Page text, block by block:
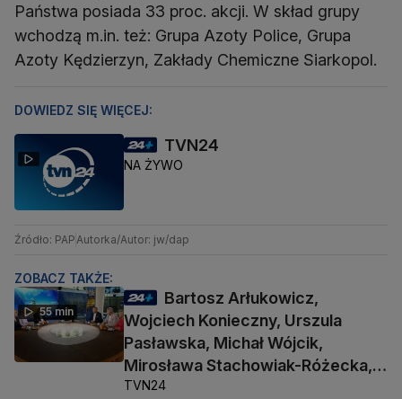
Państwa posiada 33 proc. akcji. W skład grupy
wchodzą m.in. też: Grupa Azoty Police, Grupa
Azoty Kędzierzyn, Zakłady Chemiczne Siarkopol.
DOWIEDZ SIĘ WIĘCEJ:
TVN24
NA ŻYWO
Źródło: PAP Autorka/Autor: jw/dap
ZOBACZ TAKŻE:
55 min
Bartosz Arłukowicz,
Wojciech Konieczny, Urszula
Pasławska, Michał Wójcik,
Mirosława Stachowiak-Różecka,
Barbara Socha
TVN24